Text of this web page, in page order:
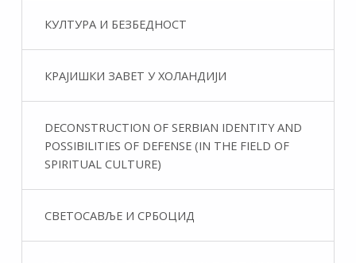
КУЛТУРА И БЕЗБЕДНОСТ
КРАЈИШКИ ЗАВЕТ У ХОЛАНДИЈИ
DECONSTRUCTION OF SERBIAN IDENTITY AND
POSSIBILITIES OF DEFENSE (IN THE FIELD OF
SPIRITUAL CULTURE)
СВЕТОСАВЉЕ И СРБОЦИД